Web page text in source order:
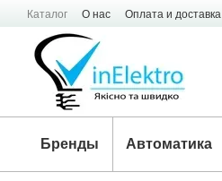
Перейти к основному контенту
Каталог О нас Оплата и доставка
Бренды Автоматика